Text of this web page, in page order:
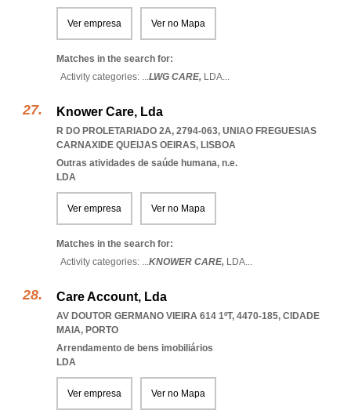
Ver empresa Ver no Mapa
Matches in the search for:
Activity categories: ...LWG CARE, LDA...
Knower Care, Lda
R DO PROLETARIADO 2A, 2794-063, UNIAO FREGUESIAS
CARNAXIDE QUEIJAS OEIRAS, LISBOA
Outras atividades de saúde humana, n.e.
LDA
Ver empresa Ver no Mapa
Matches in the search for:
Activity categories: ...KNOWER CARE, LDA...
Care Account, Lda
AV DOUTOR GERMANO VIEIRA 614 1ºT, 4470-185, CIDADE
MAIA, PORTO
Arrendamento de bens imobiliários
LDA
Ver empresa Ver no Mapa